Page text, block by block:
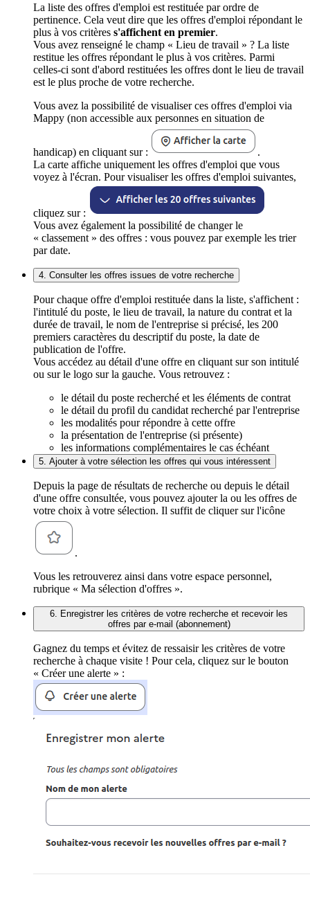
La liste des offres d'emploi est restituée par ordre de
pertinence. Cela veut dire que les offres d'emploi répondant le
plus à vos critères s'affichent en premier.
Vous avez renseigné le champ « Lieu de travail » ? La liste
restitue les offres répondant le plus à vos critères. Parmi
celles-ci sont d'abord restituées les offres dont le lieu de travail
est le plus proche de votre recherche.
Vous avez la possibilité de visualiser ces offres d'emploi via
Mappy (non accessible aux personnes en situation de
handicap) en cliquant sur :
.
La carte affiche uniquement les offres d'emploi que vous
voyez à l'écran. Pour visualiser les offres d'emploi suivantes,
cliquez sur :
Vous avez également la possibilité de changer le
« classement » des offres : vous pouvez par exemple les trier
par date.
4. Consulter les offres issues de votre recherche
Pour chaque offre d'emploi restituée dans la liste, s'affichent :
l'intitulé du poste, le lieu de travail, la nature du contrat et la
durée de travail, le nom de l'entreprise si précisé, les 200
premiers caractères du descriptif du poste, la date de
publication de l'offre.
Vous accédez au détail d'une offre en cliquant sur son intitulé
ou sur le logo sur la gauche. Vous retrouvez :
le détail du poste recherché et les éléments de contrat
le détail du profil du candidat recherché par l'entreprise
les modalités pour répondre à cette offre
la présentation de l'entreprise (si présente)
les informations complémentaires le cas échéant
5. Ajouter à votre sélection les offres qui vous intéressent
Depuis la page de résultats de recherche ou depuis le détail
d'une offre consultée, vous pouvez ajouter la ou les offres de
votre choix à votre sélection. Il suffit de cliquer sur l'icône
.
Vous les retrouverez ainsi dans votre espace personnel,
rubrique « Ma sélection d'offres ».
6. Enregistrer les critères de votre recherche et recevoir les
offres par e-mail (abonnement)
Gagnez du temps et évitez de ressaisir les critères de votre
recherche à chaque visite ! Pour cela, cliquez sur le bouton
« Créer une alerte » :